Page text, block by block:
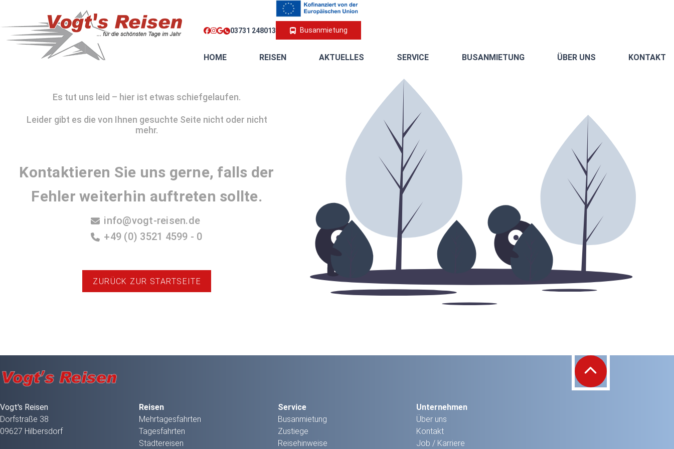
03731 248013 Busanmietung
HOME REISEN AKTUELLES SERVICE BUSANMIETUNG ÜBER UNS KONTAKT
Es tut uns leid – hier ist etwas schiefgelaufen.
Leider gibt es die von Ihnen gesuchte Seite nicht oder nicht
mehr.
Kontaktieren Sie uns gerne, falls der
Fehler weiterhin auftreten sollte.
info@vogt-reisen.de
+49 (0) 3521 4599 - 0
ZURÜCK ZUR STARTSEITE
Vogt's Reisen
Dorfstraße 38
09627 Hilbersdorf
Reisen
Mehrtagesfahrten
Tagesfahrten
Städtereisen
Service
Busanmietung
Zustiege
Reisehinweise
Unternehmen
Über uns
Kontakt
Job / Karriere